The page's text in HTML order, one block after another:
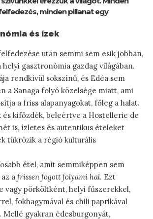
minden pillanat egy
és ízek
után semmi sem esik jobban,
gasztronómia gazdag világában.
rendkívül sokszínű, és Edéa sem
a Sanaga folyó közelsége miatt, ami
a friss alapanyagokat, főleg a halat.
kifőzdék, beleértve a Hostellerie de
is, ízletes és autentikus ételeket
tükrözik a régió kulturális
étel, amit semmiképpen sem
a frissen fogott folyami hal. Ezt
vagy pörköltként, helyi fűszerekkel,
fokhagymával és chili paprikával
gyakran édesburgonyát,